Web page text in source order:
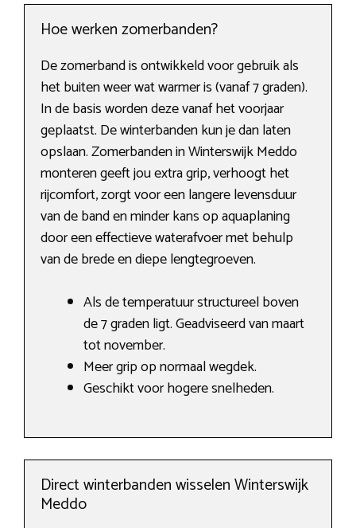
Hoe werken zomerbanden?
De zomerband is ontwikkeld voor gebruik als
het buiten weer wat warmer is (vanaf 7 graden).
In de basis worden deze vanaf het voorjaar
geplaatst. De winterbanden kun je dan laten
opslaan. Zomerbanden in Winterswijk Meddo
monteren geeft jou extra grip, verhoogt het
rijcomfort, zorgt voor een langere levensduur
van de band en minder kans op aquaplaning
door een effectieve waterafvoer met behulp
van de brede en diepe lengtegroeven.
Als de temperatuur structureel boven
de 7 graden ligt. Geadviseerd van maart
tot november.
Meer grip op normaal wegdek.
Geschikt voor hogere snelheden.
Direct winterbanden wisselen Winterswijk
Meddo